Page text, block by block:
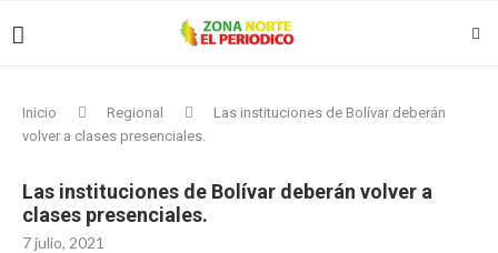
Inicio Regional
Las instituciones de Bolívar deberán
volver a clases presenciales.
Las instituciones de Bolívar deberán volver a
clases presenciales.
7 julio, 2021